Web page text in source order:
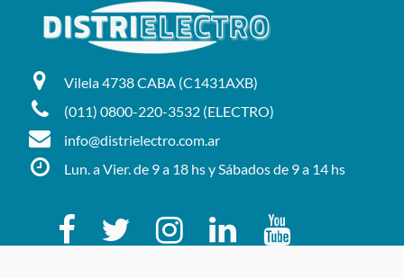
Vilela 4738 CABA (C1431AXB)
(011) 0800-220-3532 (ELECTRO)
info@distrielectro.com.ar
Lun. a Vier. de 9 a 18 hs y Sábados de 9 a 14 hs